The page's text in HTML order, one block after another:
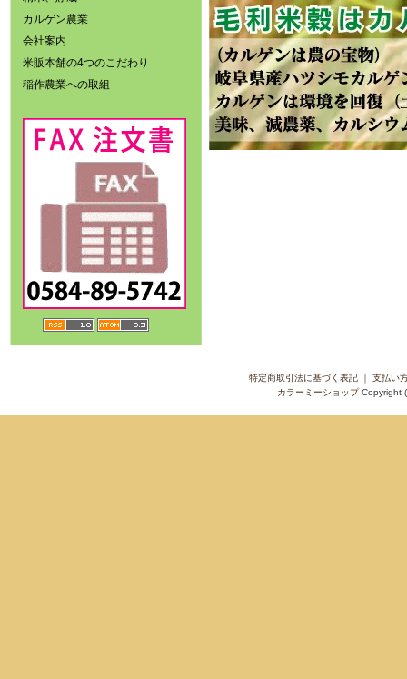
カルゲン農業
会社案内
米販本舗の4つのこだわり
稲作農業への取組
特定商取引法に基づく表記｜ 支払い
カラーミーショップCopyright